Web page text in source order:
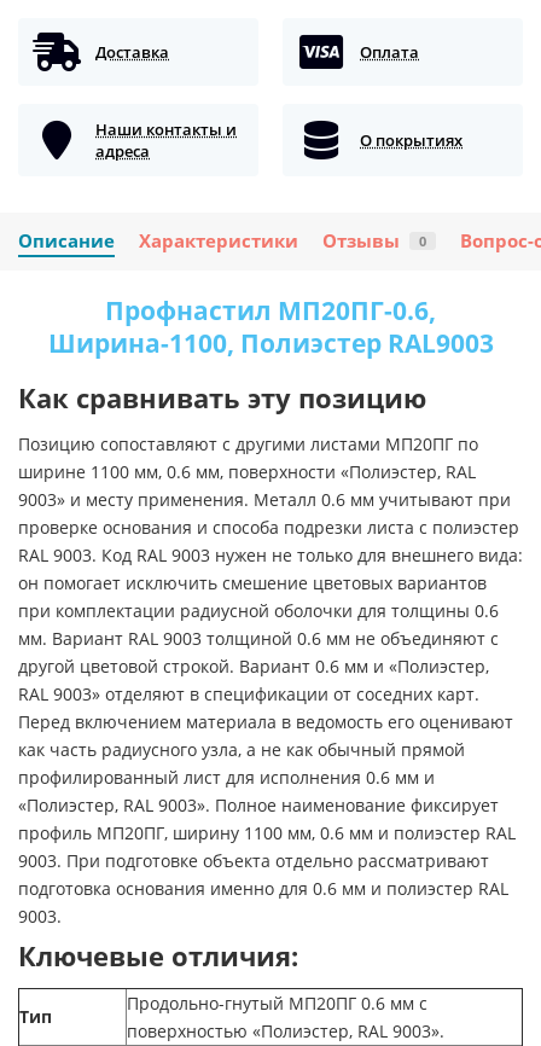
Доставка Оплата
Наши контакты и
адреса
О покрытиях
Описание Характеристики Отзывы 0 Вопрос-
Профнастил МП20ПГ-0.6,
Ширина-1100, Полиэстер RAL9003
Как сравнивать эту позицию
Позицию сопоставляют с другими листами МП20ПГ по
ширине 1100 мм, 0.6 мм, поверхности «Полиэстер, RAL
9003» и месту применения. Металл 0.6 мм учитывают при
проверке основания и способа подрезки листа с полиэстер
RAL 9003. Код RAL 9003 нужен не только для внешнего вида:
он помогает исключить смешение цветовых вариантов
при комплектации радиусной оболочки для толщины 0.6
мм. Вариант RAL 9003 толщиной 0.6 мм не объединяют с
другой цветовой строкой. Вариант 0.6 мм и «Полиэстер,
RAL 9003» отделяют в спецификации от соседних карт.
Перед включением материала в ведомость его оценивают
как часть радиусного узла, а не как обычный прямой
профилированный лист для исполнения 0.6 мм и
«Полиэстер, RAL 9003». Полное наименование фиксирует
профиль МП20ПГ, ширину 1100 мм, 0.6 мм и полиэстер RAL
9003. При подготовке объекта отдельно рассматривают
подготовка основания именно для 0.6 мм и полиэстер RAL
9003.
Ключевые отличия:
Тип
Продольно-гнутый МП20ПГ 0.6 мм с
поверхностью «Полиэстер, RAL 9003».